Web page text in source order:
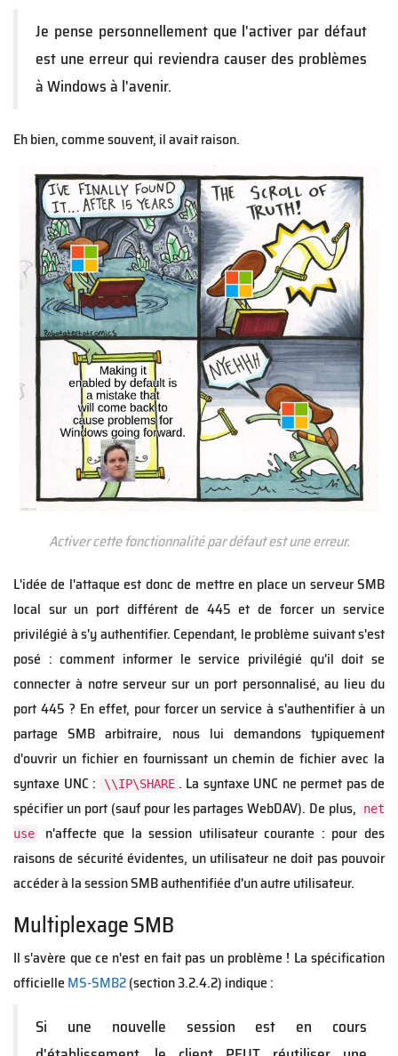
Je pense personnellement que l'activer par défaut
est une erreur qui reviendra causer des problèmes
à Windows à l'avenir.
Eh bien, comme souvent, il avait raison.
Activer cette fonctionnalité par défaut est une erreur.
L'idée de l'attaque est donc de mettre en place un serveur SMB
local sur un port différent de 445 et de forcer un service
privilégié à s'y authentifier. Cependant, le problème suivant s'est
posé : comment informer le service privilégié qu'il doit se
connecter à notre serveur sur un port personnalisé, au lieu du
port 445 ? En effet, pour forcer un service à s'authentifier à un
partage SMB arbitraire, nous lui demandons typiquement
d'ouvrir un fichier en fournissant un chemin de fichier avec la
syntaxe UNC :
\\IP\SHARE . La syntaxe UNC ne permet pas de
spécifier un port (sauf pour les partages WebDAV). De plus,
net
use
n'affecte que la session utilisateur courante : pour des
raisons de sécurité évidentes, un utilisateur ne doit pas pouvoir
accéder à la session SMB authentifiée d'un autre utilisateur.
Multiplexage SMB
Il s'avère que ce n'est en fait pas un problème ! La spécification
officielle MS-SMB2(section 3.2.4.2) indique :
Si une nouvelle session est en cours